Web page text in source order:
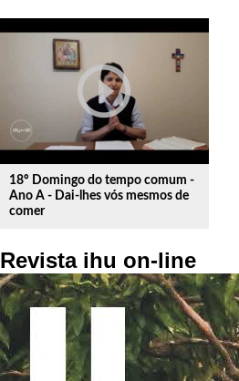
play_circle_outline
18º Domingo do tempo comum -
Ano A - Dai-lhes vós mesmos de
comer
Revista ihu on-line